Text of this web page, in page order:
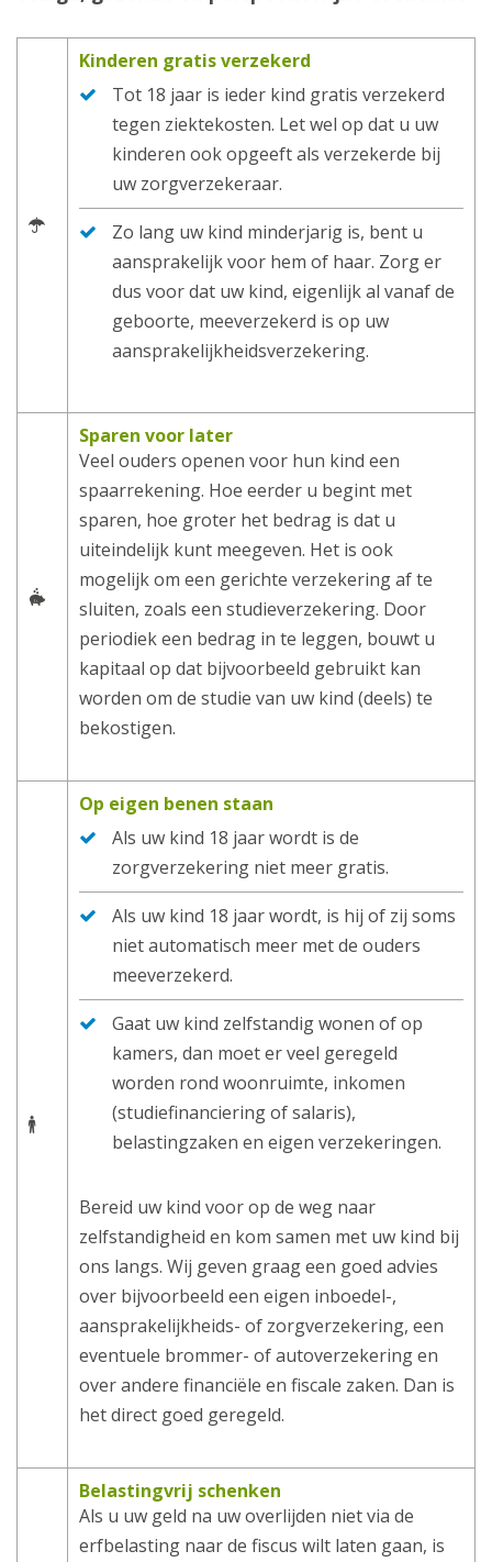
Kinderen gratis verzekerd
Tot 18 jaar is ieder kind gratis verzekerd
tegen ziektekosten. Let wel op dat u uw
kinderen ook opgeeft als verzekerde bij
uw zorgverzekeraar.
Zo lang uw kind minderjarig is, bent u
aansprakelijk voor hem of haar. Zorg er
dus voor dat uw kind, eigenlijk al vanaf de
geboorte, meeverzekerd is op uw
aansprakelijkheidsverzekering.
Sparen voor later
Veel ouders openen voor hun kind een
spaarrekening. Hoe eerder u begint met
sparen, hoe groter het bedrag is dat u
uiteindelijk kunt meegeven. Het is ook
mogelijk om een gerichte verzekering af te
sluiten, zoals een studieverzekering. Door
periodiek een bedrag in te leggen, bouwt u
kapitaal op dat bijvoorbeeld gebruikt kan
worden om de studie van uw kind (deels) te
bekostigen.
Op eigen benen staan
Als uw kind 18 jaar wordt is de
zorgverzekering niet meer gratis.
Als uw kind 18 jaar wordt, is hij of zij soms
niet automatisch meer met de ouders
meeverzekerd.
Gaat uw kind zelfstandig wonen of op
kamers, dan moet er veel geregeld
worden rond woonruimte, inkomen
(studiefinanciering of salaris),
belastingzaken en eigen verzekeringen.
Bereid uw kind voor op de weg naar
zelfstandigheid en kom samen met uw kind bij
ons langs. Wij geven graag een goed advies
over bijvoorbeeld een eigen inboedel-,
aansprakelijkheids- of zorgverzekering, een
eventuele brommer- of autoverzekering en
over andere financiële en fiscale zaken. Dan is
het direct goed geregeld.
Belastingvrij schenken
Als u uw geld na uw overlijden niet via de
erfbelasting naar de fiscus wilt laten gaan, is